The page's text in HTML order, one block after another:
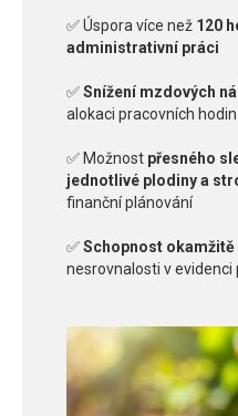
✅ Úspora více než 120
administrativní práci
✅Snížení mzdových
alokaci pracovních hodin
✅ Možnost přesného
jednotlivé plodiny a
finanční plánování
✅Schopnost
nesrovnalosti v evidenci